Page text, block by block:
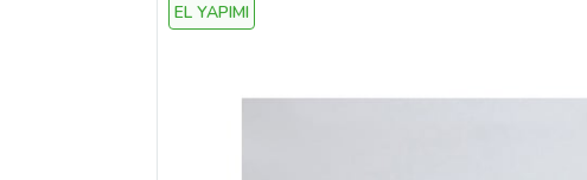
EL YAPIMI